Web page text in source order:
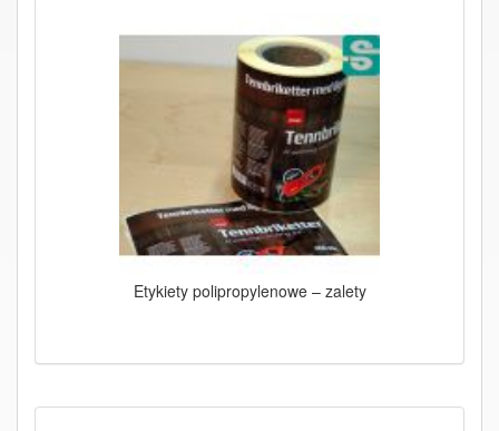
Etykiety polipropylenowe – zalety